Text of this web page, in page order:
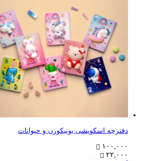
دفترچه اسکویشی یونیکورن و حیوانات
۱۰۰,۰۰۰
۲۲,۰۰۰